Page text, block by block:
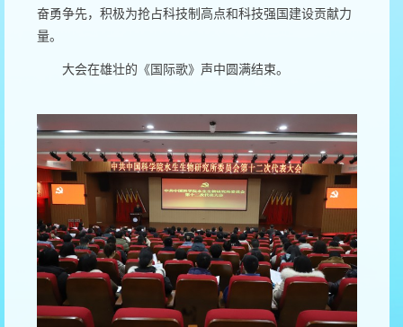
奋勇争先，积极为抢占科技制高点和科技强国建设贡献力
量。
大会在雄壮的《国际歌》声中圆满结束。